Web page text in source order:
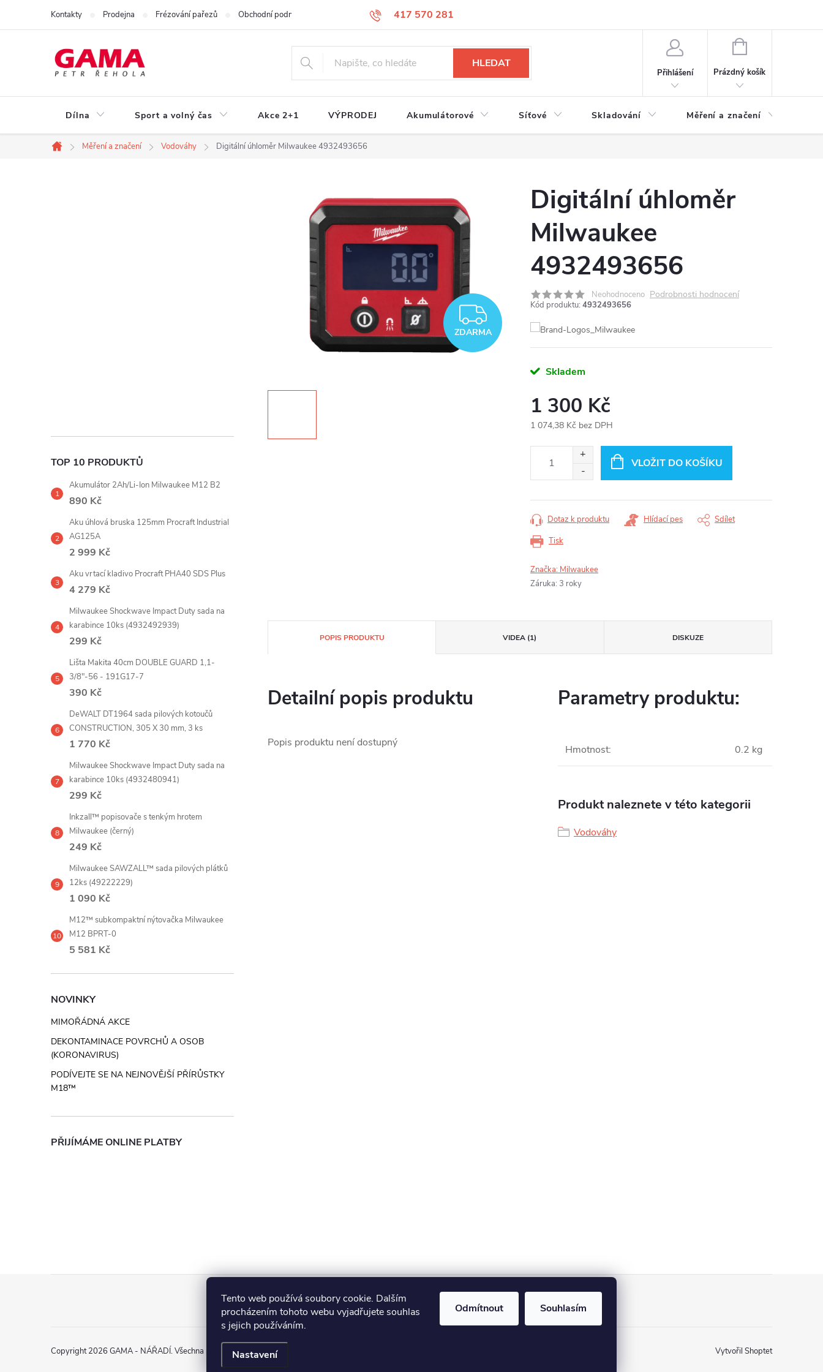
Tento web používá soubory cookie. Dalším
procházením tohoto webu vyjadřujete souhlas
s jejich používáním.
Nastavení
Odmítnout Souhlasím
417 570 281
Kontakty Prodejna Frézování pařezů Obchodní podmínky Podmínky ochrany osobních údajů
HLEDAT
Přihlášení
NÁKUPNÍ
Prázdný košík
Dílna Sport a volný čas Akce 2+1 VÝPRODEJ Akumulátorové Síťové Skladování Měření a značení
Domů
Měření a značení Vodováhy Digitální úhloměr Milwaukee 4932493656
í
p
a
n
l
TOP 10 PRODUKTŮ
Akumulátor 2Ah/Li-Ion Milwaukee M12 B2
890 Kč
Aku úhlová bruska 125mm Procraft Industrial
AG125A
2 999 Kč
Aku vrtací kladivo Procraft PHA40 SDS Plus
4 279 Kč
Milwaukee Shockwave Impact Duty sada na
karabince 10ks (4932492939)
299 Kč
Lišta Makita 40cm DOUBLE GUARD 1,1-
3/8"-56 - 191G17-7
390 Kč
DeWALT DT1964 sada pilových kotoučů
CONSTRUCTION, 305 X 30 mm, 3 ks
1 770 Kč
Milwaukee Shockwave Impact Duty sada na
karabince 10ks (4932480941)
299 Kč
Inkzall™ popisovače s tenkým hrotem
Milwaukee (černý)
249 Kč
Milwaukee SAWZALL™ sada pilových plátků
12ks (49222229)
1 090 Kč
M12™ subkompaktní nýtovačka Milwaukee
M12 BPRT-0
5 581 Kč
NOVINKY
MIMOŘÁDNÁ AKCE
DEKONTAMINACE POVRCHŮ A OSOB
(KORONAVIRUS)
PODÍVEJTE SE NA NEJNOVĚJŠÍ PŘÍRŮSTKY
M18™
PŘIJÍMÁME ONLINE PLATBY
ZDARMA
ZDARMA
Digitální úhloměr
Milwaukee
4932493656
Neohodnoceno Podrobnosti hodnocení
Kód produktu: 4932493656
Skladem
1 300 Kč
1 074,38 Kč bez DPH
VLOŽIT DO KOŠÍKU
Tisk
Dotaz k produktu Hlídací pes Sdílet
Značka: Milwaukee
Záruka: 3 roky
POPIS PRODUKTU VIDEA (1) DISKUZE
Detailní popis produktu
Popis produktu není dostupný
Parametry produktu:
Hmotnost: 0.2 kg
Produkt naleznete v této kategorii
Vodováhy
Makita Milwaukee
Vytvořil Shoptet
Copyright 2026 GAMA - NÁŘADÍ. Všechna práva vyhrazena.